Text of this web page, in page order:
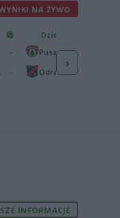
NA ŻYWO
Dziś, 15:30
Odra Opole
›
INFORMACJE